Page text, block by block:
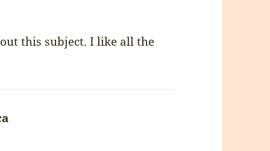
this subject. I like all the